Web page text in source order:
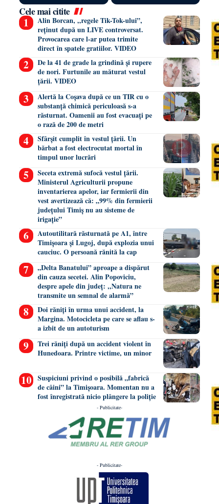
Cele mai citite
Alin Borcan, ,,regele Tik-Tok-ului”,
reținut după un LIVE controversat.
Provocarea care l-ar putea trimite
direct în spatele gratiilor. VIDEO
De la 41 de grade la grindină și rupere
de nori. Furtunile au măturat vestul
țării. VIDEO
Alertă la Coșava după ce un TIR cu o
substanță chimică periculoasă s-a
răsturnat. Oamenii au fost evacuați pe
o rază de 200 de metri
Sfârșit cumplit în vestul țării. Un
bărbat a fost electrocutat mortal în
timpul unor lucrări
Seceta extremă sufocă vestul țării.
Ministerul Agriculturii propune
inventarierea apelor, iar fermierii din
vest avertizează că: „99% din fermierii
județului Timiș nu au sisteme de
irigație”
Autoutilitară răsturnată pe A1, între
Timișoara și Lugoj, după explozia unui
cauciuc. O persoană rănită la cap
„Delta Banatului” aproape a dispărut
din cauza secetei. Alin Popoviciu,
despre apele din județ: ,,Natura ne
transmite un semnal de alarmă”
Doi răniți în urma unui accident, la
Margina. Motocicleta pe care se aflau s-
a izbit de un autoturism
Trei răniți după un accident violent în
Hunedoara. Printre victime, un minor
Suspiciuni privind o posibilă „fabrică
de câini” la Timișoara. Momentan nu a
fost înregistrată nicio plângere la poliție
- Publicitate-
- Publicitate-